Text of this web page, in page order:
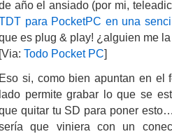
año el ansiado (por mi,
para PocketPC en una
es plug & play! ¿alguien me
[Via: Todo Pocket PC]
Eso si, como bien apuntan en el
lado permite grabar lo que se
quitar tu SD para poner
que viniera con un